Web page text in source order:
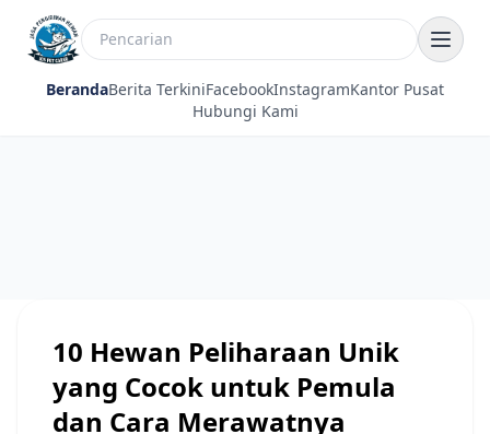
BerandaBerita TerkiniFacebookInstagramKantor Pusat
Hubungi Kami
10 Hewan Peliharaan Unik
yang Cocok untuk Pemula
dan Cara Merawatnya